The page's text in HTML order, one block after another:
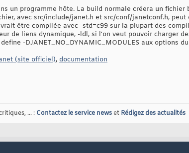
in the repl
file before running the main script
un programme hôte. La build normale créera un fichier
avec src/include/janet.h et src/conf/janetconf.h,
être compilée avec -std=c99 sur la plupart des
de liens dynamique, -ldl, si l'on veut pouvoir charger
-DJANET_NO_DYNAMIC_MODULES aux options
(site officiel), documentation
... : Contactez le service newset Rédigez des actualités